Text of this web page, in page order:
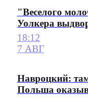
"Веселого
Уолкера
18:12
7 АВГ
Навроцкий:
Польша